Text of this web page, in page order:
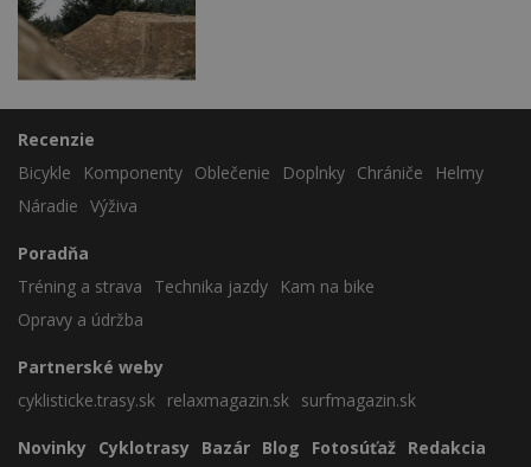
Recenzie
Bicykle
Komponenty Oblečenie Doplnky Chrániče
Helmy
Náradie Výživa
Poradňa
Tréning a strava
Technika jazdy
Kam na bike
Opravy a údržba
Partnerské weby
cyklisticke.trasy.sk relaxmagazin.sk surfmagazin.sk
Novinky Cyklotrasy Bazár Blog Fotosúťaž Redakcia